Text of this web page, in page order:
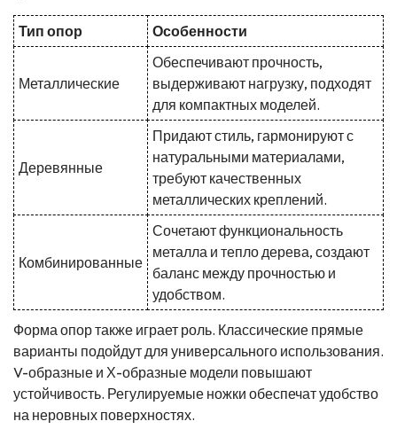
Тип опор Особенности
Металлические
Обеспечивают прочность,
выдерживают нагрузку, подходят
для компактных моделей.
Деревянные
Придают стиль, гармонируют с
натуральными материалами,
требуют качественных
металлических креплений.
Комбинированные
Сочетают функциональность
металла и тепло дерева, создают
баланс между прочностью и
удобством.
Форма опор также играет роль. Классические прямые
варианты подойдут для универсального использования.
V-образные и Х-образные модели повышают
устойчивость. Регулируемые ножки обеспечат удобство
на неровных поверхностях.